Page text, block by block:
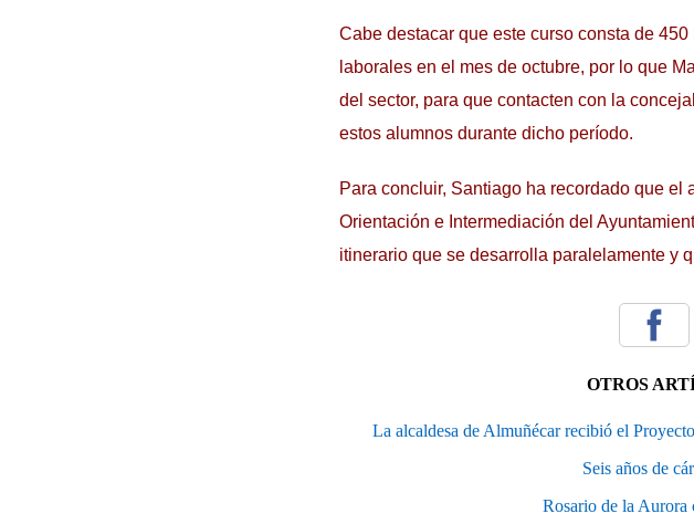
Cabe destacar que este curso consta de
laborales en el mes de octubre, por lo que
del sector, para que contacten con la
estos alumnos durante dicho período.
Para concluir, Santiago ha recordado que
Orientación e Intermediación del
itinerario que se desarrolla paralelamente y
OTROS
La alcaldesa de Almuñécar recibió el
Seis años de
Rosario de la Aurora